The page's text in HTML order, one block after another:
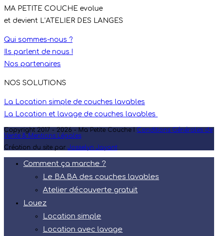
MA PETITE COUCHE evolue
et devient L’ATELIER DES LANGES
Qui sommes-nous ?
Ils parlent de nous !
Nos partenaires
NOS SOLUTIONS
La Location simple de couches lavables
La Location et lavage de couches lavables
Copyright 2017 - 2026 - Ma Petite Couche I Conditions Générales de
Vente & Mentions Légales
Création du site par Josselyn Jayant
Comment ça marche ?
Le BA.BA des couches lavables
Atelier découverte gratuit
Louez
Location simple
Location avec lavage